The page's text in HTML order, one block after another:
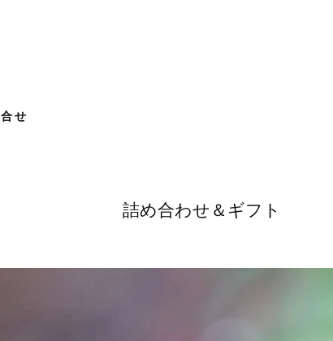
せ
詰め合わせ＆ギフト